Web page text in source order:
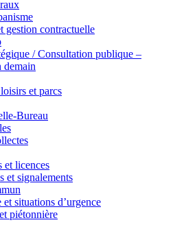
gestion contractuelle
/ Consultation publique –
demain
et parcs
Bureau
et licences
et signalements
situations d’urgence
piétonnière